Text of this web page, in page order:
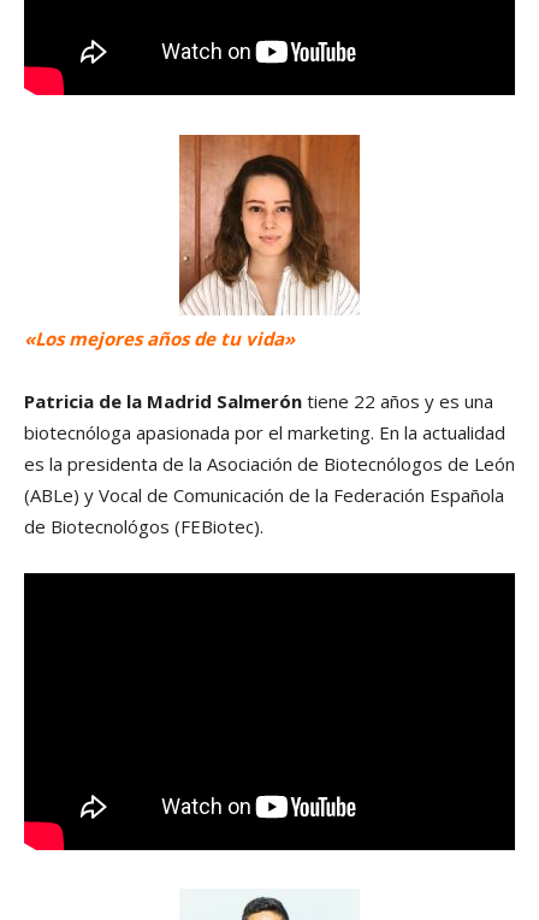
«Los mejores años de tu vida»
Patricia de la Madrid Salmerón tiene 22 años y es una
biotecnóloga apasionada por el marketing. En la actualidad
es la presidenta de la Asociación de Biotecnólogos de León
(ABLe) y Vocal de Comunicación de la Federación Española
de Biotecnológos (FEBiotec).